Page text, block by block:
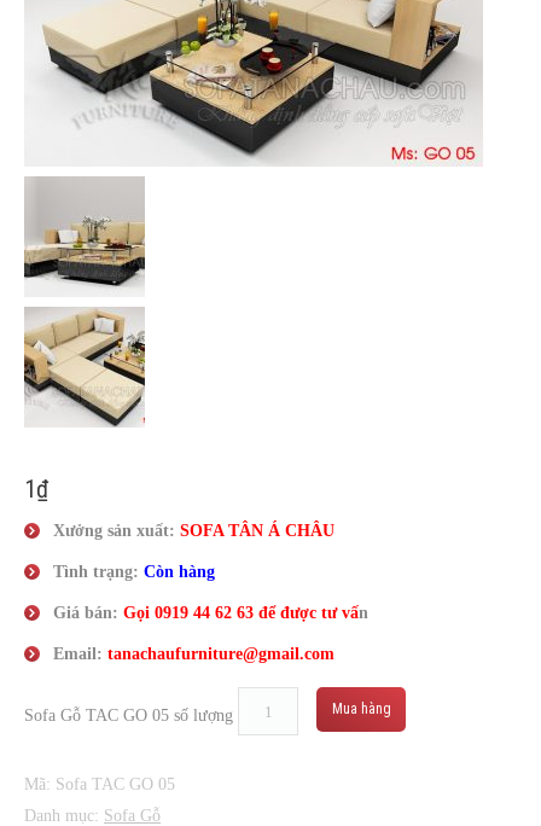
Liên Hệ
1₫
Xưởng sản xuất: SOFA TÂN Á CHÂU
Tình trạng: Còn hàng
Giá bán: Gọi 0919 44 62 63 để được tư vấn
Email: tanachaufurniture@gmail.com
Sofa Gỗ TAC GO 05 số lượng Mua hàng
Mã: Sofa TAC GO 05
Danh mục: Sofa Gỗ